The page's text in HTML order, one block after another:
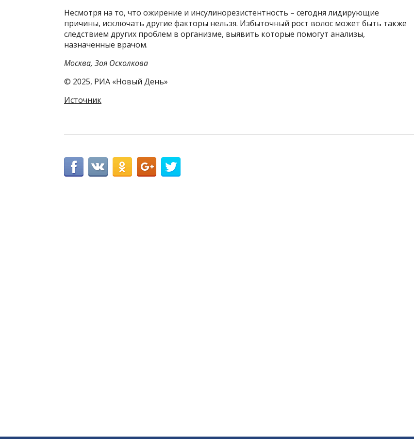
Несмотря на то, что ожирение и инсулинорезистентность – сегодня лидирующие
причины, исключать другие факторы нельзя. Избыточный рост волос может быть также
следствием других проблем в организме, выявить которые помогут анализы,
назначенные врачом.
Москва, Зоя Осколкова
© 2025, РИА «Новый День»
Источник